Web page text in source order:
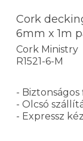
Cork
6mm x 1m
Cork Ministry
R1521-6-M
- Biztonságos
- Olcsó
- Expressz